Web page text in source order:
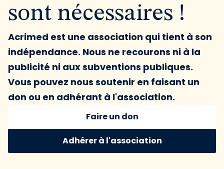
sont nécessaires !
Acrimed est une association qui tient à son
indépendance. Nous ne recourons ni à la
publicité ni aux subventions publiques.
Vous pouvez nous soutenir en faisant un
don ou en adhérant à l'association.
Faire un don
Adhérer à l'association